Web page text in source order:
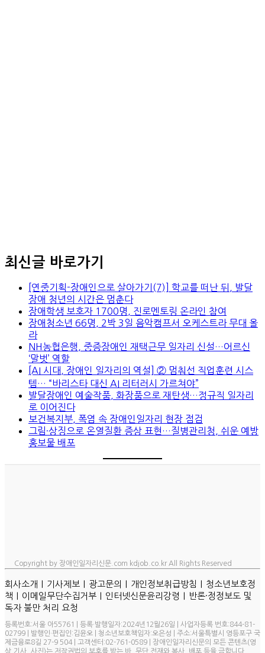
최신글 바로가기
[연중기획-장애인으로 살아가기(7)] 학교를 떠난 뒤, 발달
장애 청년의 시간은 멈춘다
장애학생 보호자 1700명, 진로멘토링 온라인 참여
장애청소년 66명, 2박 3일 음악캠프서 오케스트라 무대 올
라
NH농협은행, 중증장애인 재택근무 일자리 신설…어르신
‘말벗’ 역할
[AI 시대, 장애인 일자리의 역설] ② 멈춰선 직업훈련 시스
템… “바리스타 대신 AI 리터러시 가르쳐야”
발달장애인 예술작품, 화장품으로 재탄생…정규직 일자리
로 이어진다
보건복지부, 폭염 속 장애인일자리 현장 점검
그림·상징으로 온열질환 증상 표현…질병관리청, 쉬운 예방
홍보물 배포
Copyright by 장애인일자리신문.com kdjob.co.kr All Rights Reserved
회사소개 ㅣ 기사제보 ㅣ 광고문의 ㅣ 개인정보취급방침 ㅣ 청소년보호정
책 ㅣ 이메일무단수집거부 ㅣ 인터넷신문윤리강령 ㅣ 반론·정정보도 및
독자 불만 처리 요청
등록번호:서울 아55761 | 등록·발행일자:2024년12월26일 | 사업자등록 번호:844-81-
02799 | 발행인·편집인:김윤오 | 청소년보호책임자:오은성 | 주소:서울특별시 영등포구 국
제금융로8길 27-9 504 | 고객센터:02-761-0589 | 장애인일자리신문의 모든 콘텐츠(영
상,기사, 사진)는 저작권법의 보호를 받는 바, 무단 전재와 복사, 배포 등을 금합니다.